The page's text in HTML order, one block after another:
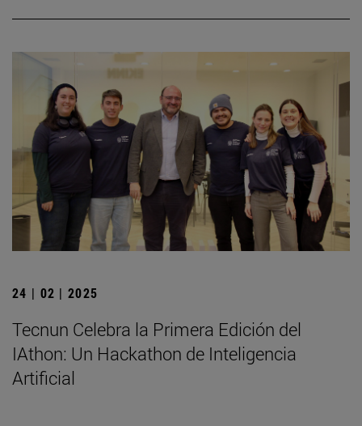
24 | 02 | 2025
Tecnun Celebra la Primera Edición del
IAthon: Un Hackathon de Inteligencia
Artificial